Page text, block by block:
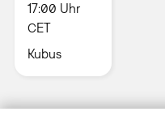
17:00 Uhr
CET
Kubus